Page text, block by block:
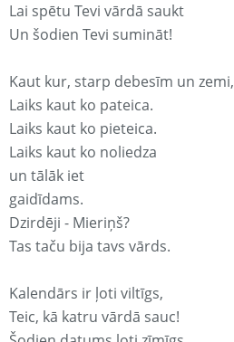
Lai spētu Tevi vārdā saukt
Un šodien Tevi sumināt!
Kaut kur, starp debesīm un zemi,
Laiks kaut ko pateica.
Laiks kaut ko pieteica.
Laiks kaut ko noliedza
un tālāk iet
gaidīdams.
Dzirdēji - Mieriņš?
Tas taču bija tavs vārds.
Kalendārs ir ļoti viltīgs,
Teic, kā katru vārdā sauc!